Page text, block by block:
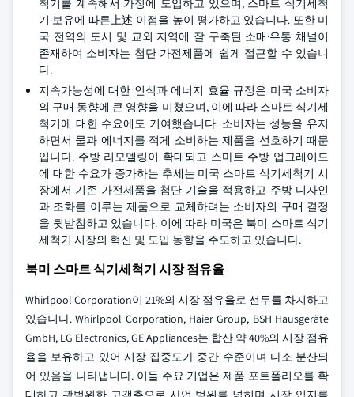
기 보유에 따른上述 이점을 높이 평가하고 있습니다. 또한 미
국 전역의 도시 및 교외 지역에 잘 구축된 소매·유통 채널이
존재하여 소비자는 첨단 가전제품에 쉽게 접근할 수 있습니
다.
지속가능성에 대한 인식과 에너지 효율 규정은 미국 소비자
의 구매 동향에 큰 영향을 미쳤으며, 이에 따라 스마트 식기세
척기에 대한 수요에도 기여했습니다. 소비자는 성능을 유지
하면서 물과 에너지를 적게 소비하는 제품을 선호하기 때문
입니다. 주방 리모델링이 확대되고 스마트 주방 업그레이드
에 대한 수요가 증가하는 추세는 미국 스마트 식기세척기 시
장에서 기존 가전제품을 첨단 기술을 적용하고 주방 디자인
과 조화를 이루는 제품으로 교체하려는 소비자의 구매 결정
을 뒷받침하고 있습니다. 이에 따라 미국은 북미 스마트 식기
세척기 시장의 혁신 및 도입 동향을 주도하고 있습니다.
북미 스마트 식기세척기 시장 점유율
Whirlpool Corporation이 21%의 시장 점유율로 선두를 차지하고
있습니다. Whirlpool Corporation, Haier Group, BSH Hausgeräte
GmbH, LG Electronics, GE Appliances는 합산 약 40%의 시장 점유
율을 보유하고 있어 시장 집중도가 중간 수준이며 다소 분산되
어 있음을 나타냅니다. 이들 주요 기업은 제품 포트폴리오를 확